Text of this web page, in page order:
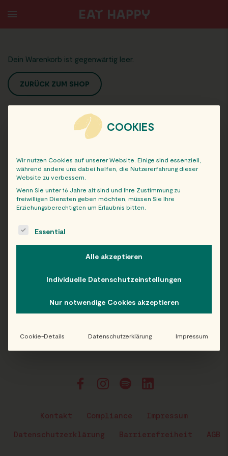
TO
MAIN
Dein Warenkorb ist gegenwärtig leer.
ZURÜCK ZUM SHOP
Kontakt Compliance Impressum
Datenschutzerklärung Barrierefreiheit AGB
COOKIES
Wir nutzen Cookies auf unserer Website. Einige sind essenziell,
während andere uns dabei helfen, die Nutzererfahrung dieser
Website zu verbessern.
Wenn Sie unter 16 Jahre alt sind und Ihre Zustimmung zu
freiwilligen Diensten geben möchten, müssen Sie Ihre
Erziehungsberechtigten um Erlaubnis bitten.
The following is a list of service groups for which consent
Essential
Alle akzeptieren
Individuelle Datenschutzeinstellungen
Nur notwendige Cookies akzeptieren
Cookie-Details Datenschutzerklärung Impressum